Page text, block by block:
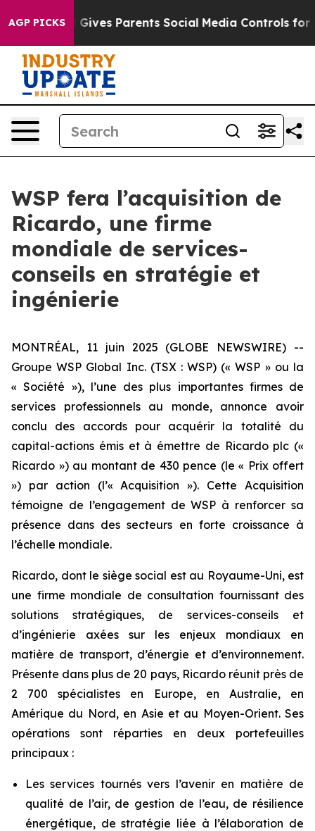
AGP PICKS
Gives Parents Social Media Controls for Their Kids.
WSP fera l’acquisition de
Ricardo, une firme
mondiale de services-
conseils en stratégie et
ingénierie
MONTRÉAL, 11 juin 2025 (GLOBE NEWSWIRE) --
Groupe WSP Global Inc. (TSX : WSP) (« WSP » ou la
« Société »), l’une des plus importantes firmes de
services professionnels au monde, annonce avoir
conclu des accords pour acquérir la totalité du
capital-actions émis et à émettre de Ricardo plc («
Ricardo ») au montant de 430 pence (le « Prix offert
») par action (l’« Acquisition »). Cette Acquisition
témoigne de l’engagement de WSP à renforcer sa
présence dans des secteurs en forte croissance à
l’échelle mondiale.
Ricardo, dont le siège social est au Royaume-Uni, est
une firme mondiale de consultation fournissant des
solutions stratégiques, de services-conseils et
d’ingénierie axées sur les enjeux mondiaux en
matière de transport, d’énergie et d’environnement.
Présente dans plus de 20 pays, Ricardo réunit près de
2 700 spécialistes en Europe, en Australie, en
Amérique du Nord, en Asie et au Moyen-Orient. Ses
opérations sont réparties en deux portefeuilles
principaux :
Les services tournés vers l’avenir en matière de
qualité de l’air, de gestion de l’eau, de résilience
énergétique, de stratégie liée à l’élaboration de